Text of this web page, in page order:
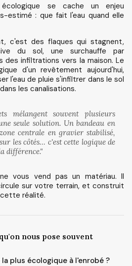
se cache un enjeu
estimé : que fait l'eau quand elle
c'est des flaques qui stagnent,
du sol, une surchauffe par
des infiltrations vers la maison. Le
d'un revêtement aujourd'hui,
l'eau de pluie s'infiltrer dans le sol
les canalisations.
mélangent souvent plusieurs
seule solution. Un bandeau en
centrale en gravier stabilisé,
les côtés… c'est cette logique de
différence."
vous vend pas un matériau. Il
sur votre terrain, et construit
réalité.
nous pose souvent
plus écologique à l'enrobé ?